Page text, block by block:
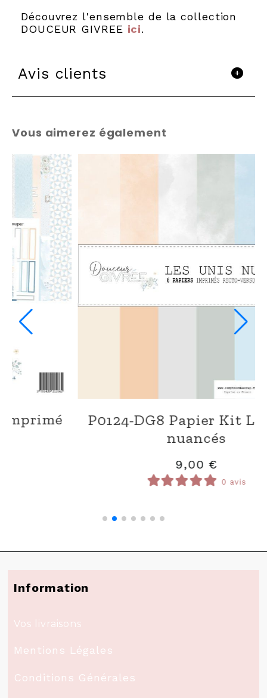
Découvrez l'ensemble de la collection
DOUCEUR GIVREE ici.
Avis clients
Vous aimerez également
S0124-A004 Alphabet puffy Rosé
poudré
0 avis
Information
Vos livraisons
Mentions Légales
Conditions Générales